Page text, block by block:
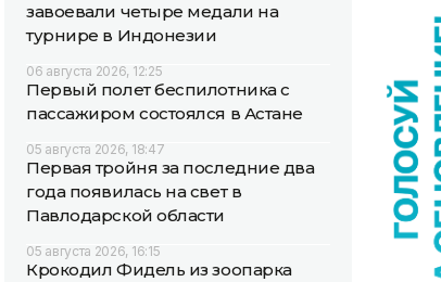
завоевали четыре медали на
турнире в Индонезии
06 августа 2026, 12:25
Первый полет беспилотника с
пассажиром состоялся в Астане
05 августа 2026, 18:47
Первая тройня за последние два
года появилась на свет в
Павлодарской области
05 августа 2026, 16:15
Крокодил Фидель из зоопарка